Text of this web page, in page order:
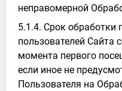
неправомерной
5.1.4. Срок обработки
пользователей Сайта
момента первого
если иное не
Пользователя на